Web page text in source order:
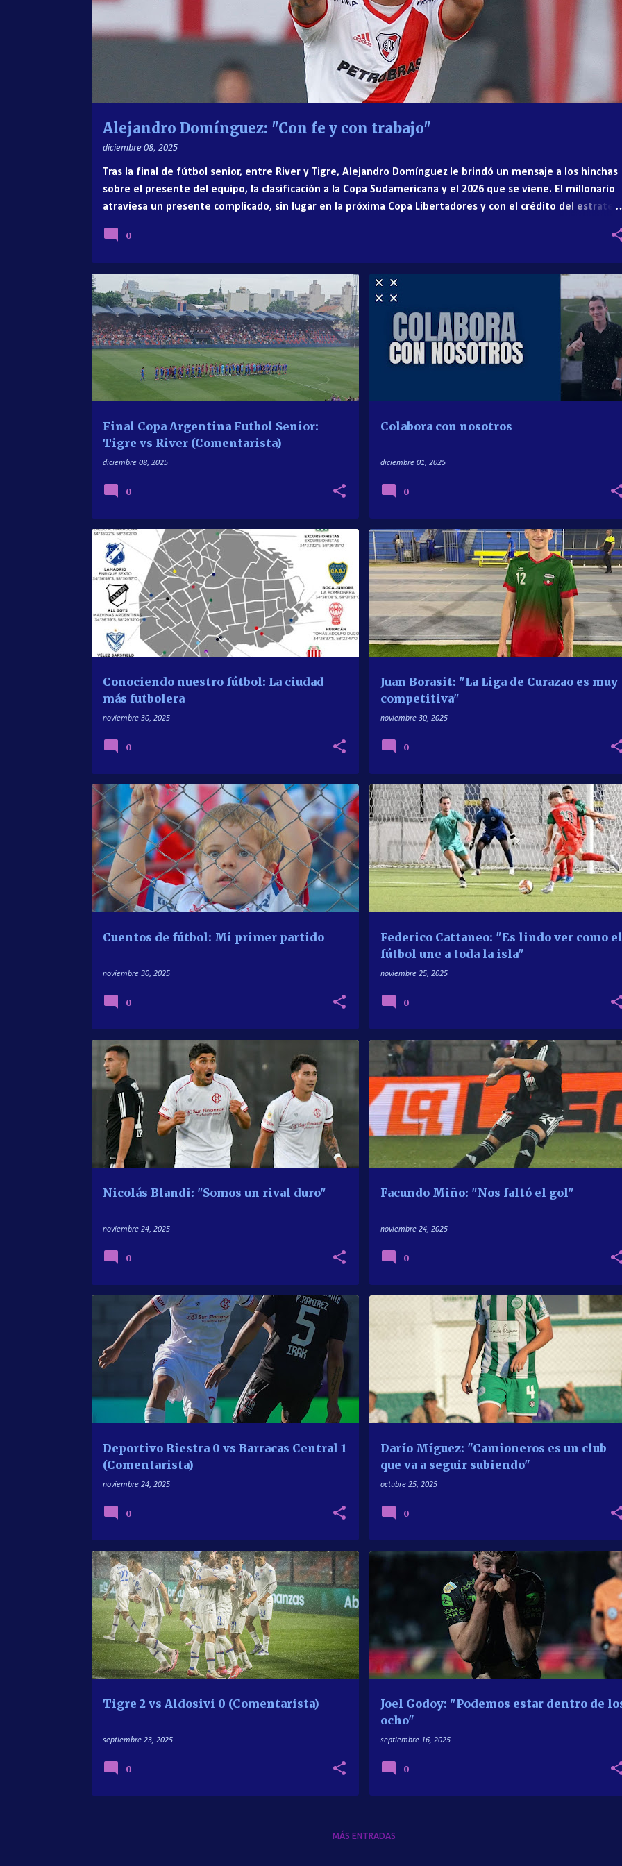
d
Alejandro Domínguez: "Con fe y con trabajo"
diciembre 08, 2025
Tras la final de fútbol senior, entre River y Tigre, Alejandro Domínguez le brindó un mensaje a los hinchas
sobre el presente del equipo, la clasificación a la Copa Sudamericana y el 2026 que se viene. El millonario
atraviesa un presente complicado, sin lugar en la próxima Copa Libertadores y con el crédito del
presente con un mensaje para los simpatizantes. De Mariano Peralta (@nanoperaltapd) Fotos: Infobae
0
Final Copa Argentina Futbol Senior:
Tigre vs River (Comentarista)
diciembre 08, 2025
0
Colabora con nosotros
diciembre 01, 2025
0
Conociendo nuestro fútbol: La ciudad
más futbolera
noviembre 30, 2025
CONOCIENDO ESTADIOS NUESTRO FUTBOL
0
Juan Borasit: "La Liga de Curazao es muy
competitiva"
noviembre 30, 2025
ARGENTINOS EN EL EXTERIOR
0
Cuentos de fútbol: Mi primer partido
noviembre 30, 2025
CUENTOS DE FÚTBOL
0
Federico Cattaneo: "Es lindo ver como el
fútbol une a toda la isla"
noviembre 25, 2025
ARGENTINOS EN EL EXTERIOR
0
Nicolás Blandi: "Somos un rival duro"
noviembre 24, 2025
ENTREVISTAS LVP SPORTS PRIMERA DIVISION
0
Facundo Miño: "Nos faltó el gol"
noviembre 24, 2025
ENTREVISTAS LVP SPORTS PRIMERA DIVISION
0
Deportivo Riestra 0 vs Barracas Central 1
(Comentarista)
noviembre 24, 2025
LVP SPORTS PRIMERA DIVISION
0
Darío Míguez: "Camioneros es un club
que va a seguir subiendo"
octubre 25, 2025
CAMIONEROS PRIMERA C
0
Tigre 2 vs Aldosivi 0 (Comentarista)
septiembre 23, 2025
FUTBOL ARGENTINO LVP SPORTS + 2
0
Joel Godoy: "Podemos estar dentro de
ocho"
septiembre 16, 2025
LVP SPORTS PRIMERA DIVISION
0
MÁS ENTRADAS